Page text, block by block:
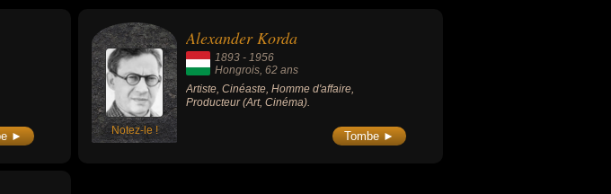
► Notez-le !
Alexander Korda
1893 -1956
Hongrois, 62 ans
Artiste, Cinéaste, Homme d'affaire,
Producteur (Art, Cinéma).
Tombe ►